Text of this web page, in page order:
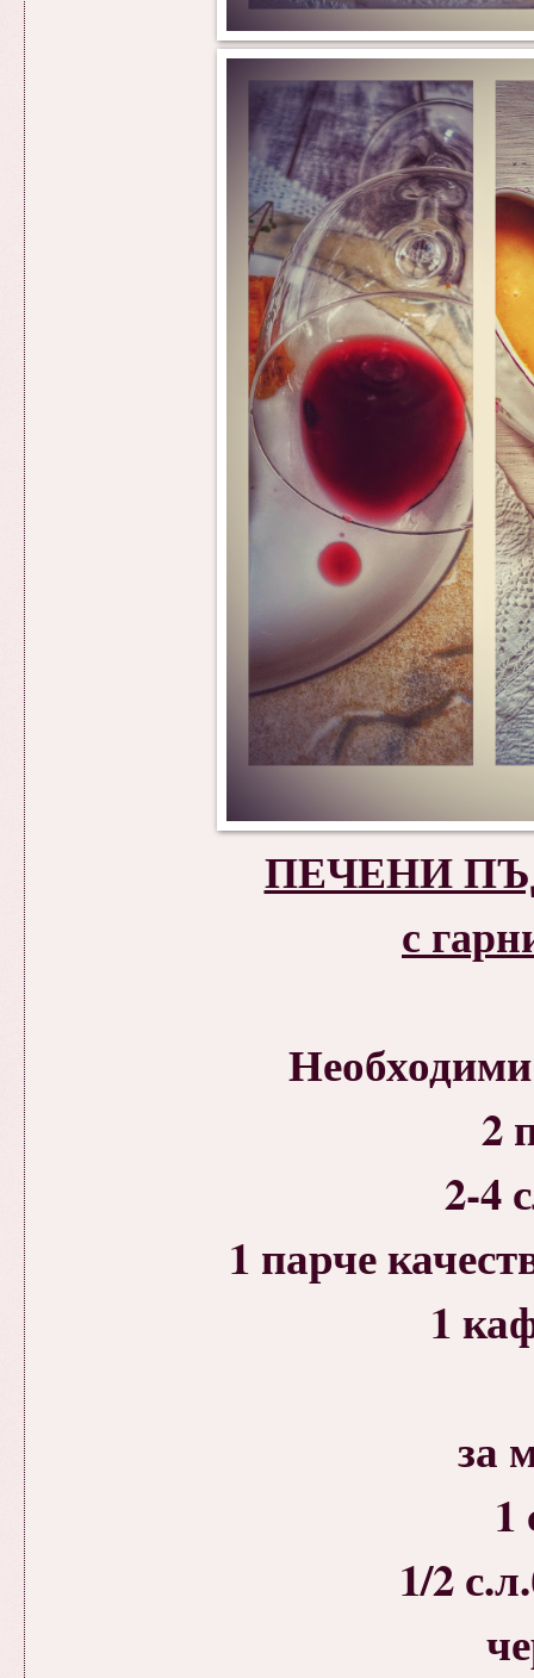
ПЕЧЕНИ
с
2
2-4
1 парче
1
за
1
1/2